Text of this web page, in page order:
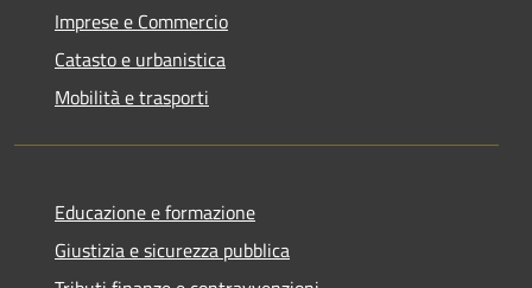
Imprese e Commercio
Catasto e urbanistica
Mobilità e trasporti
Educazione e formazione
Giustizia e sicurezza pubblica